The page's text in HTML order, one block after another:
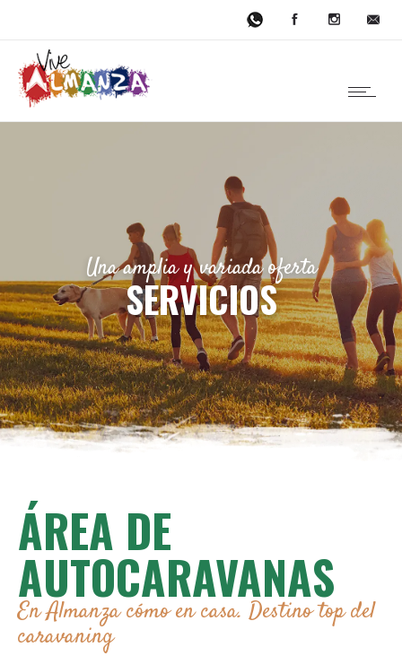
Una amplia y variada oferta
SERVICIOS
ÁREA DE
AUTOCARAVANAS
En Almanza cómo en casa. Destino top del
caravaning